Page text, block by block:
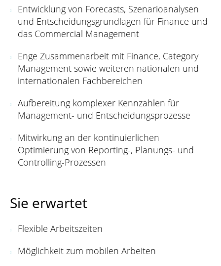
Entwicklung von Forecasts, Szenarioanalysen
und Entscheidungsgrundlagen für Finance und
das Commercial Management
Enge Zusammenarbeit mit Finance, Category
Management sowie weiteren nationalen und
internationalen Fachbereichen
Aufbereitung komplexer Kennzahlen für
Management- und Entscheidungsprozesse
Mitwirkung an der kontinuierlichen
Optimierung von Reporting-, Planungs- und
Controlling-Prozessen
Sie erwartet
Flexible Arbeitszeiten
Möglichkeit zum mobilen Arbeiten